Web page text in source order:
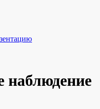
наблюдение